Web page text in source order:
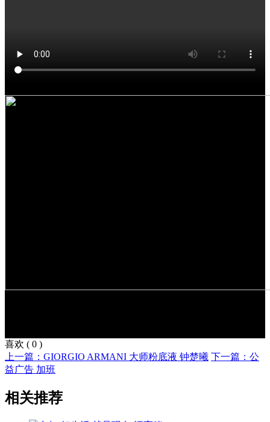
喜欢 ( 0 )
上一篇：GIORGIO ARMANI 大师粉底液 钟楚曦 下一篇：公
益广告 加班
相关推荐